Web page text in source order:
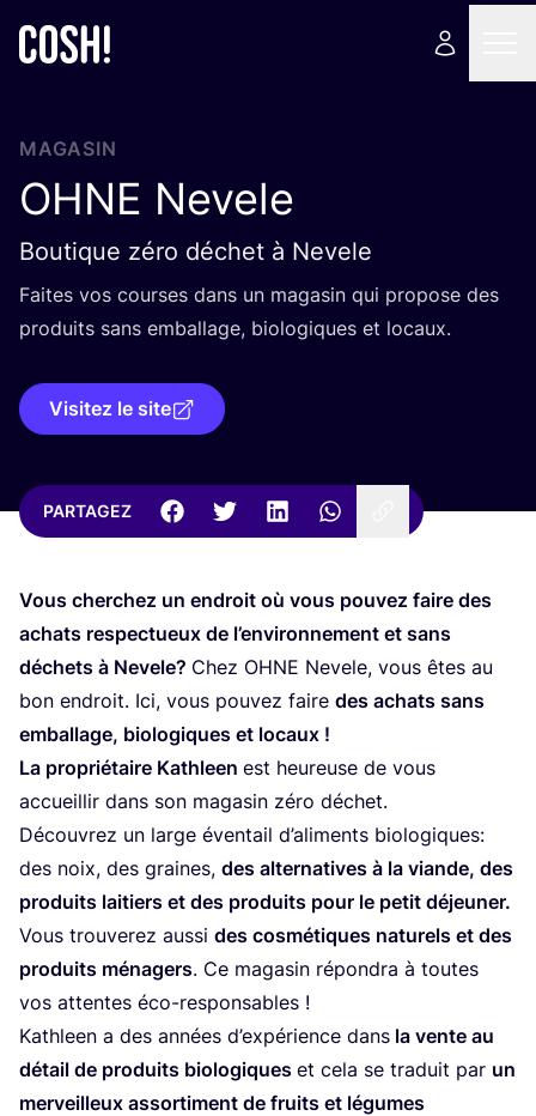
MAGASIN
OHNE Nevele
Boutique zéro déchet à Nevele
Faites vos courses dans un maga­sin qui pro­pose des
pro­duits sans embal­lage, bio­lo­giques et locaux.
Visitez le site
PARTAGEZ
Vous cher­chez un endroit où vous pou­vez faire des
achats res­pec­tueux de l’en­vi­ron­ne­ment et sans
déchets à Nevele? Chez OHNE Nevele, vous êtes au
bon endroit. Ici, vous pou­vez faire des achats sans
embal­lage, bio­lo­giques et locaux !
La pro­prié­taire Kath­leen est heu­reuse de vous
accueillir dans son maga­sin zéro déchet.
Décou­vrez un large éven­tail d’a­li­ments bio­lo­giques:
des noix, des graines, des alter­na­tives à la viande, des
pro­duits lai­tiers et des pro­duits pour le petit déjeu­ner.
Vous trou­ve­rez aus­si des cos­mé­tiques natu­rels et des
pro­duits ména­gers. Ce maga­sin répon­dra à toutes
vos attentes éco-responsables !
Kath­leen a des années d’ex­pé­rience dans la vente au
détail de pro­duits bio­lo­giques et cela se tra­duit par un
mer­veilleux assor­ti­ment de fruits et légumes